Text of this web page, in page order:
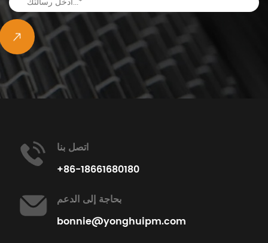
اتصل بنا
+86-18661680180
بحاجة إلى الدعم
bonnie@yonghuipm.com